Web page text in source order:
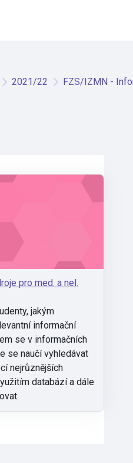
2021/22 FZS/IZMN -
pro med. a nel. obory (2021)
pro med. a nel.
jakým
informační
se v informačních
se naučí vyhledávat
nejrůznějších
databází a dále